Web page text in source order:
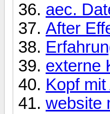
aec.
After
externe
Kopf
website